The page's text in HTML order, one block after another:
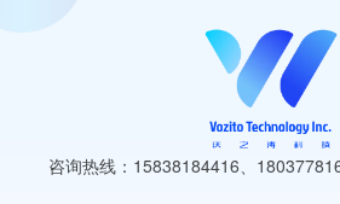
咨询热线：15838184416